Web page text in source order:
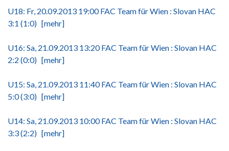
U18: Fr, 20.09.2013 19:00 FAC Team für Wien : Slovan HAC
3:1 (1:0) [mehr]
U16: Sa, 21.09.2013 13:20 FAC Team für Wien : Slovan HAC
2:2 (0:0) [mehr]
U15: Sa, 21.09.2013 11:40 FAC Team für Wien : Slovan HAC
5:0 (3:0) [mehr]
U14: Sa, 21.09.2013 10:00 FAC Team für Wien : Slovan HAC
3:3 (2:2) [mehr]